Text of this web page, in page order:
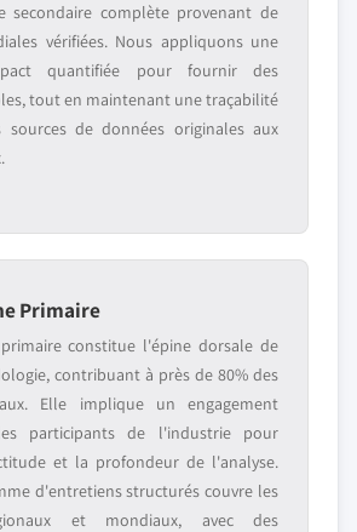
secondaire complète provenant de
vérifiées. Nous appliquons une
quantifiée pour fournir des
tout en maintenant une traçabilité
sources de données originales aux
Primaire
constitue l'épine dorsale de
contribuant à près de 80% des
Elle implique un engagement
participants de l'industrie pour
et la profondeur de l'analyse.
d'entretiens structurés couvre les
et mondiaux, avec des